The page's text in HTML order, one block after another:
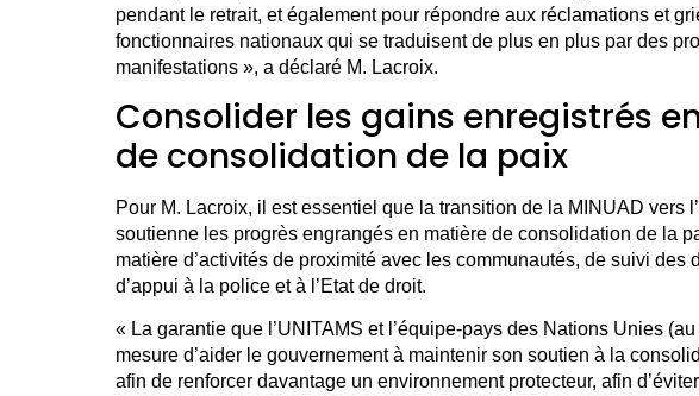
pendant le retrait, et également pour répondre aux réclamations et
fonctionnaires nationaux qui se traduisent de plus en plus par des
manifestations », a déclaré M. Lacroix.
Consolider les gains enregistrés
de consolidation de la paix
Pour M. Lacroix, il est essentiel que la transition de la MINUAD vers
soutienne les progrès engrangés en matière de consolidation de la
matière d’activités de proximité avec les communautés, de suivi des
d’appui à la police et à l’Etat de droit.
« La garantie que l’UNITAMS et l’équipe-pays des Nations Unies
mesure d’aider le gouvernement à maintenir son soutien à la
afin de renforcer davantage un environnement protecteur, afin